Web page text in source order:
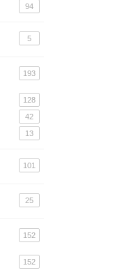
94
5
193
128
42
13
101
25
152
152